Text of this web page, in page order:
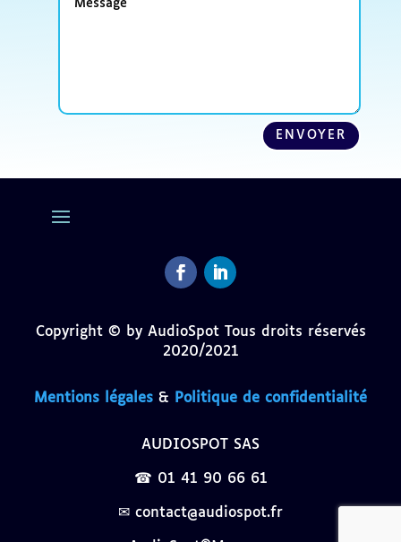
ENVOYER
Copyright © by AudioSpot Tous droits réservés
2020/2021
Mentions légales & Politique de confidentialité
AUDIOSPOT SAS
☎ 01 41 90 66 61
✉ contact@audiospot.fr